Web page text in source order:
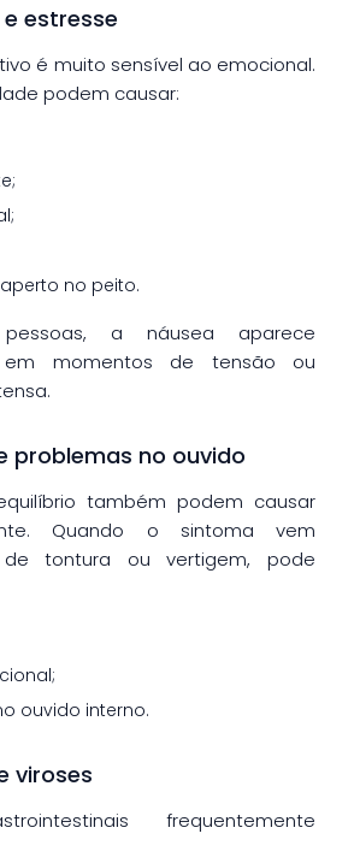
estresse
é muito sensível ao emocional.
podem causar:
no peito.
a náusea aparece
em momentos de tensão ou
problemas no ouvido
também podem causar
Quando o sintoma vem
de tontura ou vertigem, pode
ouvido interno.
viroses
frequentemente